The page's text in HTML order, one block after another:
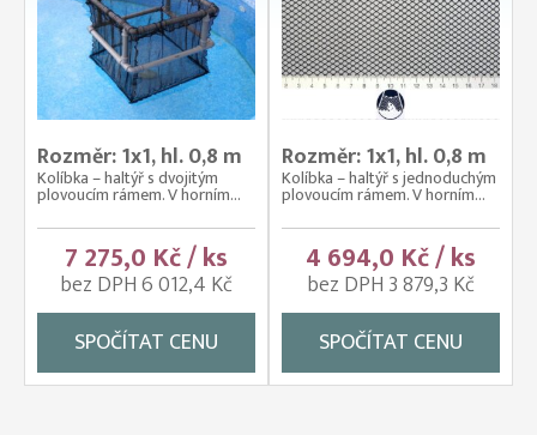
Rozměr: 1x1, hl. 0,8 m
Kolíbka – haltýř s dvojitým
plovoucím rámem. V horním...
7 275,0 Kč / ks
bez DPH 6 012,4 Kč
SPOČÍTAT CENU
Rozměr: 1x1, hl. 0,8 m
Kolíbka – haltýř s jednoduchým
plovoucím rámem. V horním...
4 694,0 Kč / ks
bez DPH 3 879,3 Kč
SPOČÍTAT CENU